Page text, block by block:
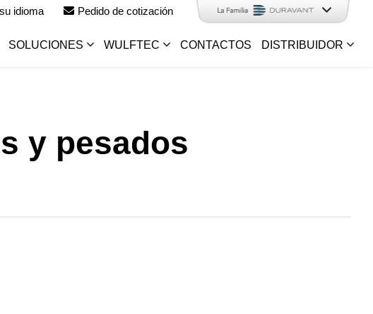
idioma Pedido de cotización
SOLUCIONES WULFTEC CONTACTOS DISTRIBUIDOR
y pesados